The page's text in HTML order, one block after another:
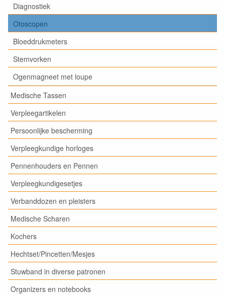
Diagnostiek
Otoscopen
Bloeddrukmeters
Stemvorken
Ogenmagneet met loupe
Medische Tassen
Verpleegartikelen
Persoonlijke bescherming
Verpleegkundige horloges
Pennenhouders en Pennen
Verpleegkundigesetjes
Verbanddozen en pleisters
Medische Scharen
Kochers
Hechtset/Pincetten/Mesjes
Stuwband in diverse patronen
Organizers en notebooks